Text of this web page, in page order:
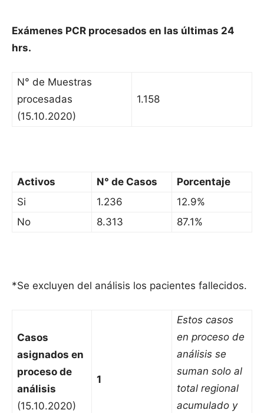
Exámenes PCR procesados en las últimas 24
hrs.
N° de Muestras
procesadas
(15.10.2020)
1.158
Activos N° de Casos
Porcentaje
Si
1.236
12.9%
No
8.313 87.1%
*Se excluyen del análisis los pacientes fallecidos.
Casos
asignados en
proceso de
análisis
(15.10.2020)
1
Estos casos
en proceso de
análisis se
suman solo al
total regional
acumulado y